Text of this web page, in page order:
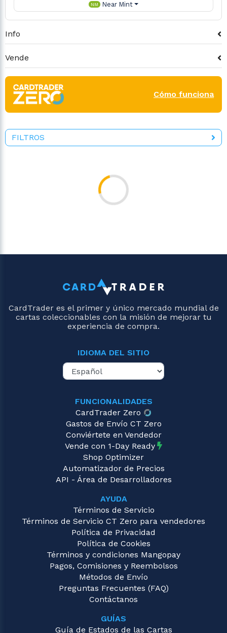
NM Near Mint
Info
Vende
Cómo funciona
FILTROS
CardTrader es el primer y único mercado mundial de
cartas coleccionables con la misión de mejorar tu
experiencia de compra.
IDIOMA DEL SITIO
FUNCIONALIDADES
CardTrader Zero
Gastos de Envío CT Zero
Conviértete en Vendedor
Vende con 1-Day Ready
Shop Optimizer
Automatizador de Precios
API - Área de Desarrolladores
AYUDA
Términos de Servicio
Términos de Servicio CT Zero para vendedores
Política de Privacidad
Política de Cookies
Términos y condiciones Mangopay
Pagos, Comisiones y Reembolsos
Métodos de Envío
Preguntas Frecuentes (FAQ)
Contáctanos
GUÍAS
Guía de Estados de las Cartas